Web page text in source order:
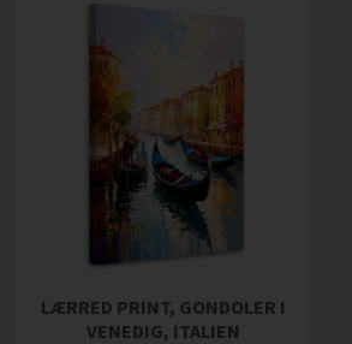
LÆRRED PRINT, GONDOLER I
VENEDIG, ITALIEN